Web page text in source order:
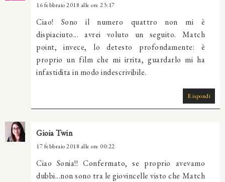
16 febbraio 2018 alle ore 23:17
Ciao! Sono il numero quattro non mi è
dispiaciuto... avrei voluto un seguito. Match
point, invece, lo detesto profondamente: è
proprio un film che mi irrita, guardarlo mi ha
infastidita in modo indescrivibile.
Rispondi
Gioia Twin
17 febbraio 2018 alle ore 00:22
Ciao Sonia!! Confermato, se proprio avevamo
dubbi...non sono tra le giovincelle visto che Match